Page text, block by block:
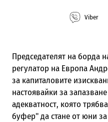
Viber
Председателят на борда
регулатор на Европа
за капиталовите
настоявайки за
адекватност, която
буфер" да стане от юни